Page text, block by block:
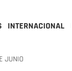
INTERNACIONAL
JUNIO